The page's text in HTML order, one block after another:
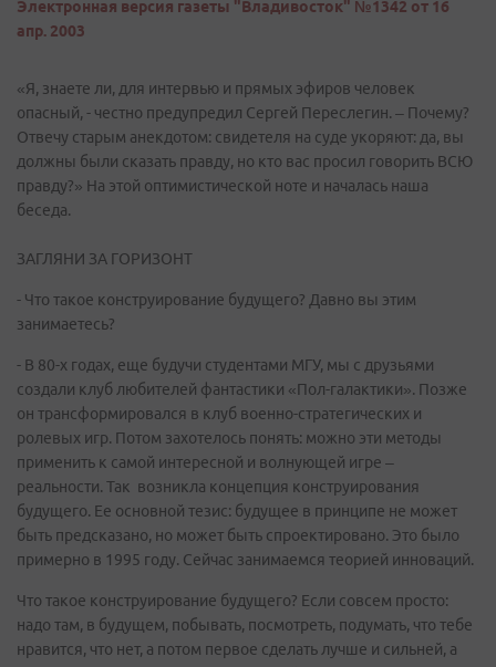
Электронная версия газеты "Владивосток" №1342 от 16
апр. 2003
«Я, знаете ли, для интервью и прямых эфиров человек
опасный, - честно предупредил Сергей Переслегин. – Почему?
Отвечу старым анекдотом: свидетеля на суде укоряют: да, вы
должны были сказать правду, но кто вас просил говорить ВСЮ
правду?» На этой оптимистической ноте и началась наша
беседа.
ЗАГЛЯНИ ЗА ГОРИЗОНТ
- Что такое конструирование будущего? Давно вы этим
занимаетесь?
- В 80-х годах, еще будучи студентами МГУ, мы с друзьями
создали клуб любителей фантастики «Пол-галактики». Позже
он трансформировался в клуб военно-стратегических и
ролевых игр. Потом захотелось понять: можно эти методы
применить к самой интересной и волнующей игре –
реальности. Так возникла концепция конструирования
будущего. Ее основной тезис: будущее в принципе не может
быть предсказано, но может быть спроектировано. Это было
примерно в 1995 году. Сейчас занимаемся теорией инноваций.
Что такое конструирование будущего? Если совсем просто:
надо там, в будущем, побывать, посмотреть, подумать, что тебе
нравится, что нет, а потом первое сделать лучше и сильней, а